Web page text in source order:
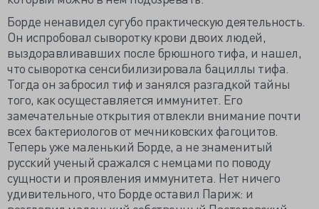
Борде ненавидел сугубо практическую деятельность.
Он испробовал сыворотку крови двоих людей,
выздоравливавших после брюшного тифа, и нашел,
что сыворотка сенсибилизировала бациллы тифа.
Тогда он забросил тиф и занялся разгадкой тайны
того, как осущеставляется иммунитет. Его
замечательные открытия отвлекли внимание почти
всех бактериологов от мечниковских фагоцитов.
Теперь уже маленький Борде, а не знаменитый
русский ученый сражался с немцами по поводу
сущности и проявления иммунитета. Нет ничего
удивительного, что Борде оставил Париж: и